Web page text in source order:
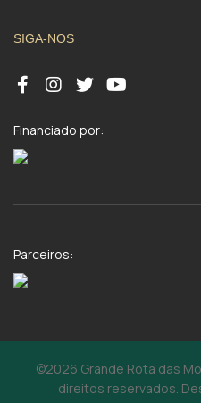
SIGA-NOS
Financiado por:
Parceiros:
©2026 Grande Rota das
direitos reservados.